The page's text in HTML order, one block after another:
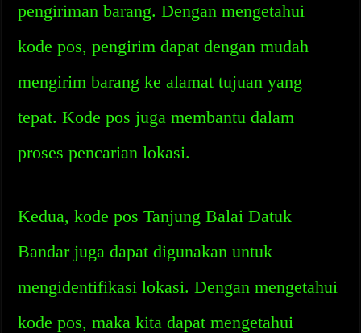
pengiriman barang. Dengan mengetahui
kode pos, pengirim dapat dengan mudah
mengirim barang ke alamat tujuan yang
tepat. Kode pos juga membantu dalam
proses pencarian lokasi.
Kedua, kode pos Tanjung Balai Datuk
Bandar juga dapat digunakan untuk
mengidentifikasi lokasi. Dengan mengetahui
kode pos, maka kita dapat mengetahui